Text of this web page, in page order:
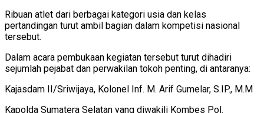
Ribuan atlet dari berbagai kategori usia dan kelas
pertandingan turut ambil bagian dalam kompetisi nasional
tersebut.
Dalam acara pembukaan kegiatan tersebut turut dihadiri
sejumlah pejabat dan perwakilan tokoh penting, di antaranya:
Kajasdam II/Sriwijaya, Kolonel Inf. M. Arif Gumelar, S.IP., M.M
Kapolda Sumatera Selatan yang diwakili Kombes Pol.